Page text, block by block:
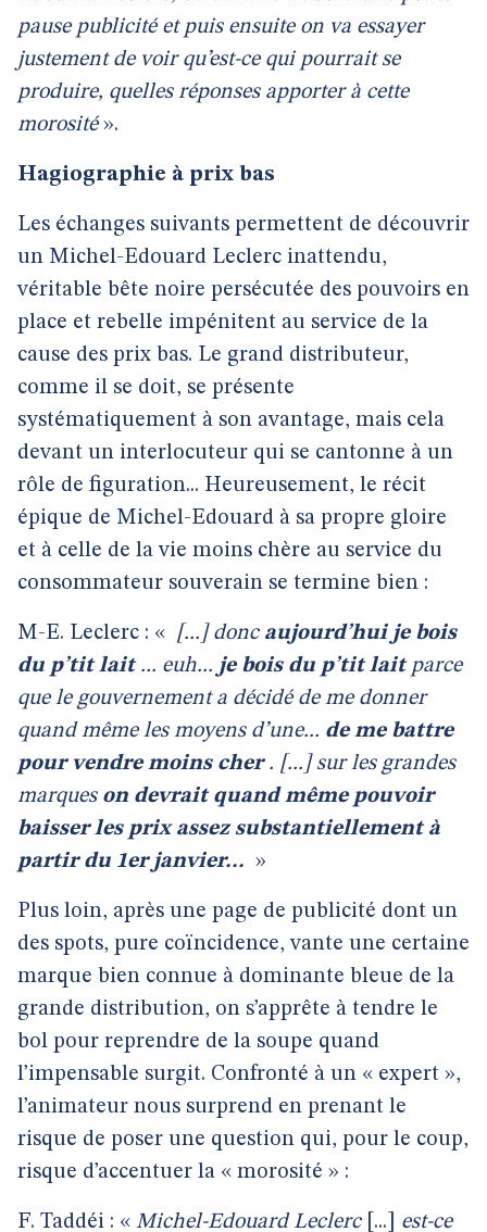
pause publicité et puis ensuite on va essayer
justement de voir qu’est-ce qui pourrait se
produire, quelles réponses apporter à cette
morosité».
Hagiographie à prix bas
Les échanges suivants permettent de découvrir
un Michel-Edouard Leclerc inattendu,
véritable bête noire persécutée des pouvoirs en
place et rebelle impénitent au service de la
cause des prix bas. Le grand distributeur,
comme il se doit, se présente
systématiquement à son avantage, mais cela
devant un interlocuteur qui se cantonne à un
rôle de figuration... Heureusement, le récit
épique de Michel-Edouard à sa propre gloire
et à celle de la vie moins chère au service du
consommateur souverain se termine bien :
M-E. Leclerc : « [...] donc aujourd’hui je bois
du p’tit lait ... euh... je bois du p’tit lait parce
que le gouvernement a décidé de me donner
quand même les moyens d’une... de me battre
pour vendre moins cher . [...] sur les grandes
marques on devrait quand même pouvoir
baisser les prix assez substantiellement à
partir du 1er janvier... »
Plus loin, après une page de publicité dont un
des spots, pure coïncidence, vante une certaine
marque bien connue à dominante bleue de la
grande distribution, on s’apprête à tendre le
bol pour reprendre de la soupe quand
l’impensable surgit. Confronté à un « expert »,
l’animateur nous surprend en prenant le
risque de poser une question qui, pour le coup,
risque d’accentuer la « morosité » :
F. Taddéi : « Michel-Edouard Leclerc [...] est-ce